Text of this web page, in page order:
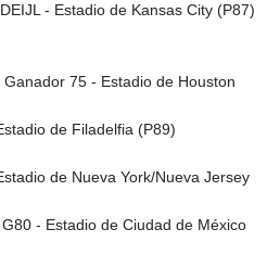
GBP 0.856512
GHS 13.568751
GMD 85.263702
10137.703095
GYD 241.504196
- Estadio de Kansas City (P87)
75 - Estadio de Houston
de Filadelfia (P89)
de Nueva York/Nueva Jersey
- Estadio de Ciudad de México